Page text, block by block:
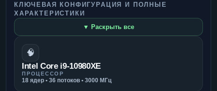
КЛЮЧЕВАЯ КОНФИГУРАЦИЯ И ПОЛНЫЕ
ХАРАКТЕРИСТИКИ
▼ Раскрыть все
🧠
Intel Core i9-10980XE
ПРОЦЕССОР
18 ядер • 36 потоков • 3000 МГц